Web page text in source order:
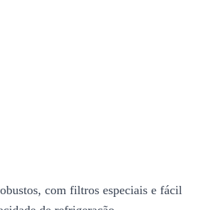
com filtros especiais e fácil